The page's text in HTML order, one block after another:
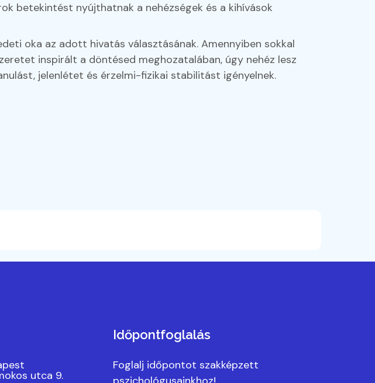
betekintést nyújthatnak a nehézségek és a kihívások
oka az adott hivatás választásának. Amennyiben sokkal
inspirált a döntésed meghozatalában, úgy nehéz lesz
jelenlétet és érzelmi-fizikai stabilitást igényelnek.
utca 9.
Időpontfoglalás
Foglalj időpontot szakképzett